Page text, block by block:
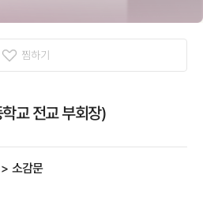
찜하기
교 전교 부회장)
소감문